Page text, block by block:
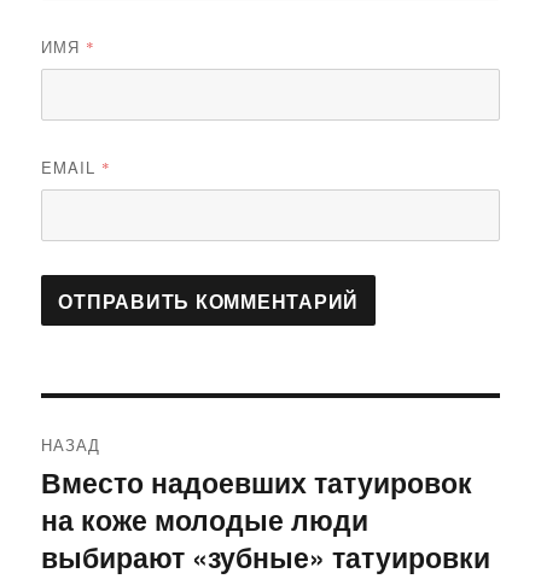
ИМЯ *
EMAIL *
по
записям
НАЗАД
Предыдущая
запись:
Вместо надоевших татуировок
на коже молодые люди
выбирают «зубные» татуировки